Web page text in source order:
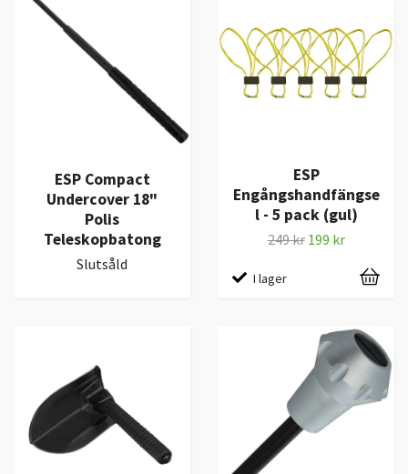
ESP Compact
Undercover 18"
Polis
Teleskopbatong
Slutsåld
ESP
Engångshandfängse
l - 5 pack (gul)
249 kr 199 kr
I lager